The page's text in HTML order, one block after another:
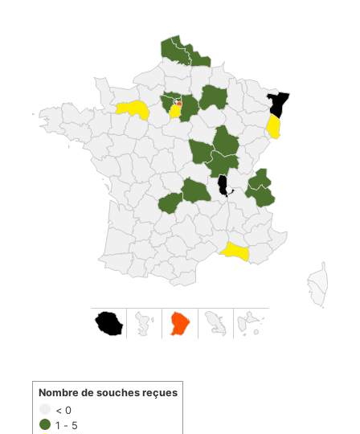
< 0
1 - 5
Nombre de souches reçues